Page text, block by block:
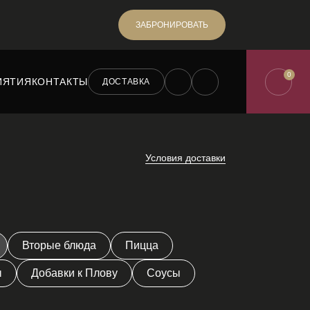
ЗАБРОНИРОВАТЬ
КОНТАКТЫ ДОСТАВКА
0
Условия доставки
Вторые блюда Пицца
Добавки к Плову Соусы